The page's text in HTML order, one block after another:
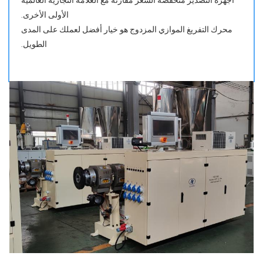
الأولى الأخرى.
الطويل.